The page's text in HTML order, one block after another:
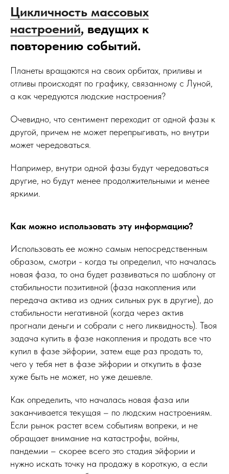
Цикличность массовых
настроений, ведущих к
повторению событий.
Планеты вращаются на своих орбитах, приливы и
отливы происходят по графику, связанному с Луной,
а как чередуются людские настроения?
Очевидно, что сентимент переходит от одной фазы к
другой, причем не может перепрыгивать, но внутри
может чередоваться.
Например, внутри одной фазы будут чередоваться
другие, но будут менее продолжительными и менее
яркими.
Как можно использовать эту информацию?
Использовать ее можно самым непосредственным
образом, смотри - когда ты определил, что началась
новая фаза, то она будет развиваться по шаблону от
стабильности позитивной (фаза накопления или
передача актива из одних сильных рук в другие), до
стабильности негативной (когда через актив
прогнали деньги и собрали с него ликвидность). Твоя
задача купить в фазе накопления и продать все что
купил в фазе эйфории, затем еще раз продать то,
чего у тебя нет в фазе эйфории и откупить в фазе
хуже быть не может, но уже дешевле.
Как определить, что началась новая фаза или
заканчивается текущая – по людским настроениям.
Если рынок растет всем событиям вопреки, и не
обращает внимание на катастрофы, войны,
пандемии – скорее всего это стадия эйфории и
нужно искать точку на продажу в короткую, а если